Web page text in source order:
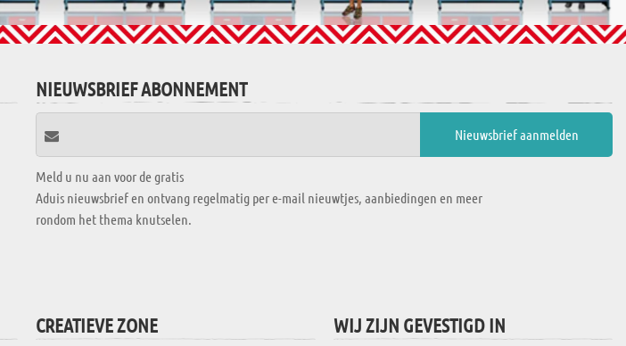
NIEUWSBRIEF ABONNEMENT
Meld u nu aan voor de gratis
Aduis nieuwsbrief en ontvang regelmatig per e-mail nieuwtjes, aanbiedingen en meer
rondom het thema knutselen.
CREATIEVE ZONE WIJ ZIJN GEVESTIGD IN